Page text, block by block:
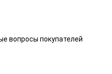
вопросы покупателей